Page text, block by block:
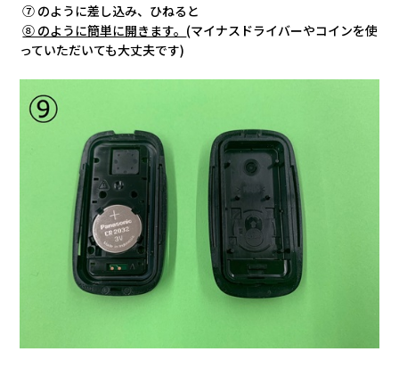
⑦ のように差し込み、ひねると
⑧ のように簡単に開きます。 (マイナスドライバーやコインを使
っていただいても大丈夫です)